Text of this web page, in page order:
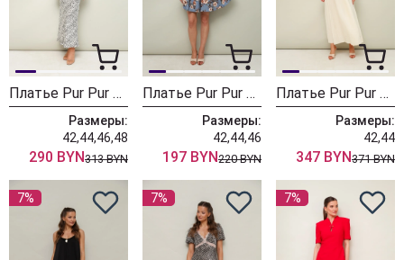
Платье Pur Pur 11-498-2
Размеры:
42,44,46,48
290 BYN313 BYN
Платье Pur Pur 11-204 голубой
Размеры:
42,44,46
197 BYN220 BYN
Платье Pur Pur 11-362-1
Размеры:
42,44
347 BYN371 BYN
7% 7% 7%